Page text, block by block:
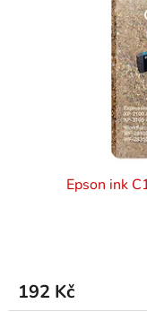
Epson ink
192 Kč